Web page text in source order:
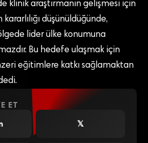
klinik araştırmanın gelişmesi için
düşünüldüğünde,
lider ülke konumuna
Bu hedefe ulaşmak için
eğitimlere katkı sağlamaktan
ET
𝕏